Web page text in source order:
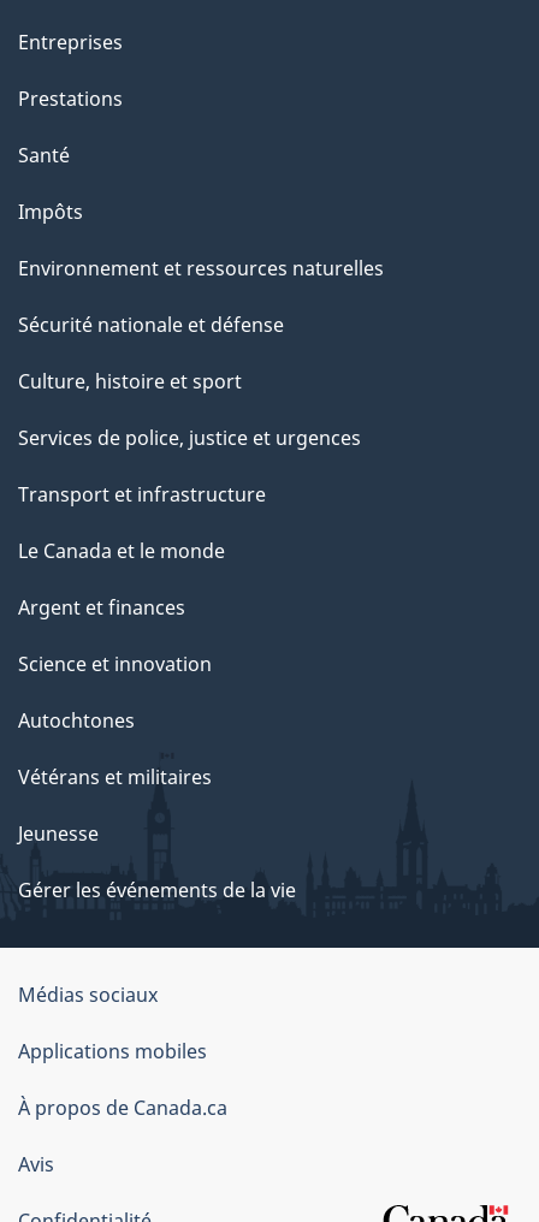
Entreprises
Prestations
Santé
Impôts
Environnement et ressources naturelles
Sécurité nationale et défense
Culture, histoire et sport
Services de police, justice et urgences
Transport et infrastructure
Le Canada et le monde
Argent et finances
Science et innovation
Autochtones
Vétérans et militaires
Jeunesse
Gérer les événements de la vie
Organisation
du
gouvernement
du
Canada
Médias sociaux
Applications mobiles
À propos de Canada.ca
Avis